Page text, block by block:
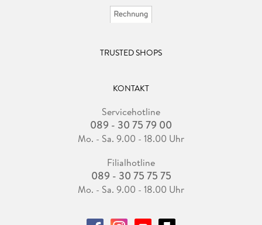
TRUSTED SHOPS
KONTAKT
Servicehotline
089 - 30 75 79 00
Mo. - Sa. 9.00 - 18.00 Uhr
Filialhotline
089 - 30 75 75 75
Mo. - Sa. 9.00 - 18.00 Uhr